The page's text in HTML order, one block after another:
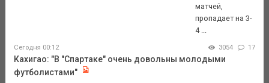
матчей,
пропадает на 3-
4 ...
Сегодня 00:12 3054 17
Кахигао: "В "Спартаке" очень довольны молодыми
футболистами"